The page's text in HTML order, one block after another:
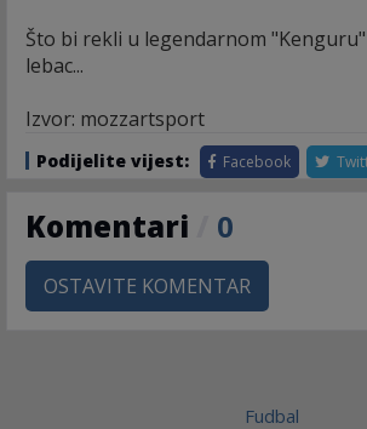
Što bi rekli u legendarnom
lebac...
Izvor: mozzartsport
Podijelite vijest: Facebook
Komentari 0
OSTAVITE KOMENTAR
Fudbal